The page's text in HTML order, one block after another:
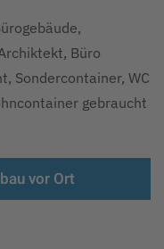
Büro
Sondercontainer, WC
gebraucht
vor Ort